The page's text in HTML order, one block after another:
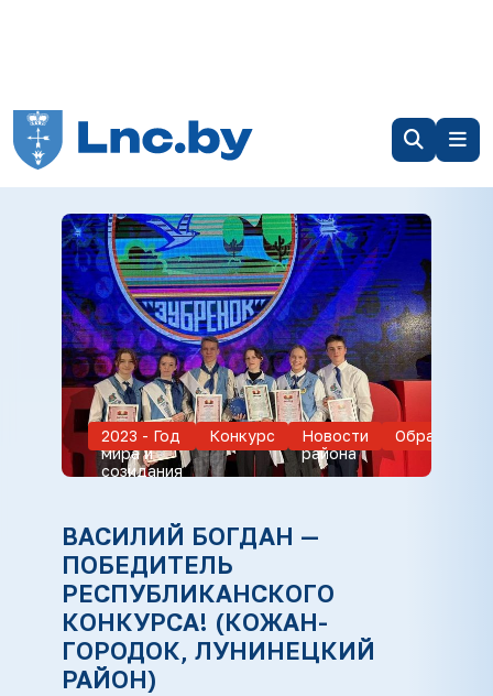
2023 - Год
мира и
созидания
Конкурс
Новости
района
ВАСИЛИЙ БОГДАН —
ПОБЕДИТЕЛЬ
РЕСПУБЛИКАНСКОГО
КОНКУРСА! (КОЖАН-
ГОРОДОК, ЛУНИНЕЦКИЙ
РАЙОН)